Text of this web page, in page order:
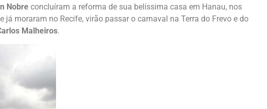
Nobre concluíram a reforma de sua belíssima casa em Hanau, nos
já moraram no Recife, virão passar o carnaval na Terra do Frevo e do
Malheiros.